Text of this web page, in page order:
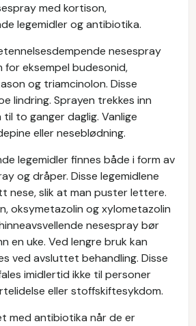
med kortison,
legemidler og antibiotika.
nesespray
for eksempel budesonid,
og triamcinolon. Disse
lindring. Sprayen trekkes inn
to ganger daglig. Vanlige
eller neseblødning.
legemidler finnes både i form av
og dråper. Disse legemidlene
nese, slik at man puster lettere.
oksymetazolin og xylometazolin
nesespray bør
en uke. Ved lengre bruk kan
ved avsluttet behandling. Disse
imidlertid ikke til personer
eller stoffskiftesykdom.
med antibiotika når de er